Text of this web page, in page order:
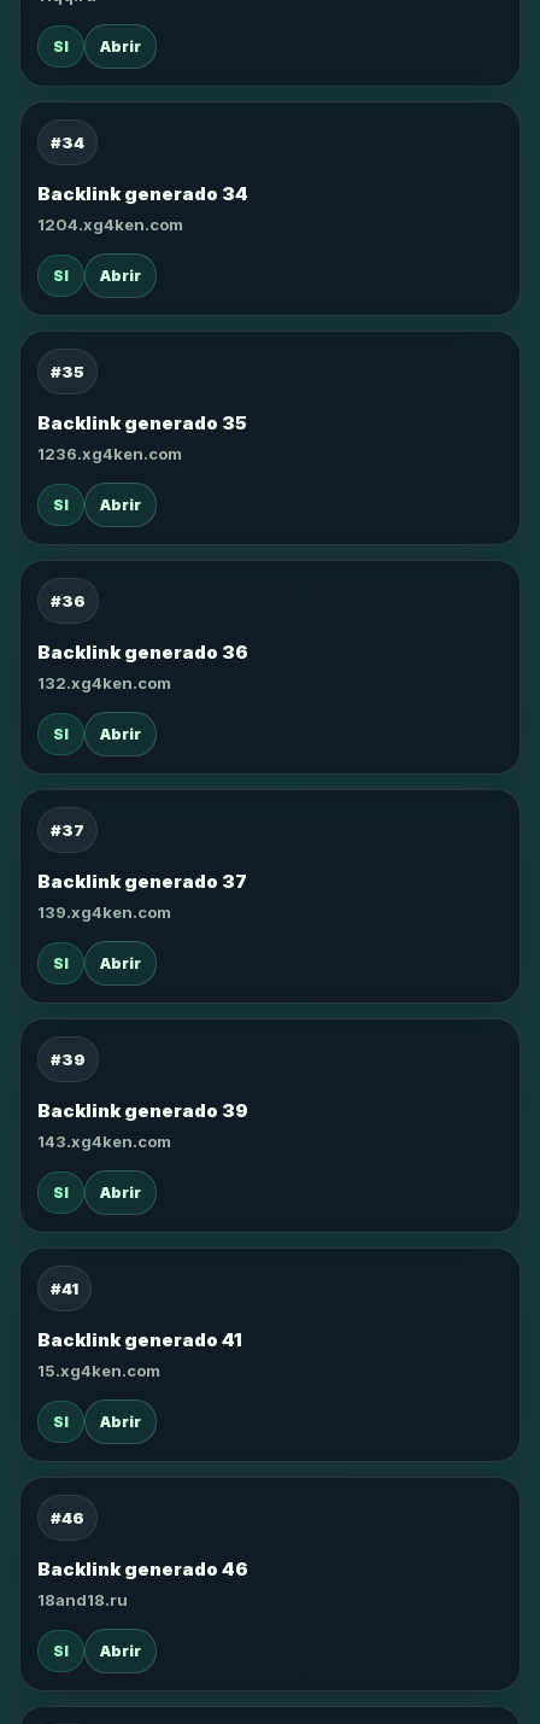
SI Abrir
#34
Backlink generado 34
1204.xg4ken.com
SI Abrir
#35
Backlink generado 35
1236.xg4ken.com
SI Abrir
#36
Backlink generado 36
132.xg4ken.com
SI Abrir
#37
Backlink generado 37
139.xg4ken.com
SI Abrir
#39
Backlink generado 39
143.xg4ken.com
SI Abrir
#41
Backlink generado 41
15.xg4ken.com
SI Abrir
#46
Backlink generado 46
18and18.ru
SI Abrir